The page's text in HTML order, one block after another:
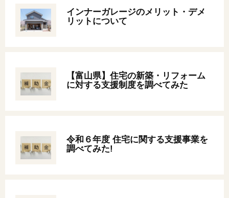
インナーガレージのメリット・デメ
リットについて
【富山県】住宅の新築・リフォーム
に対する支援制度を調べてみた
令和６年度 住宅に関する支援事業を
調べてみた!